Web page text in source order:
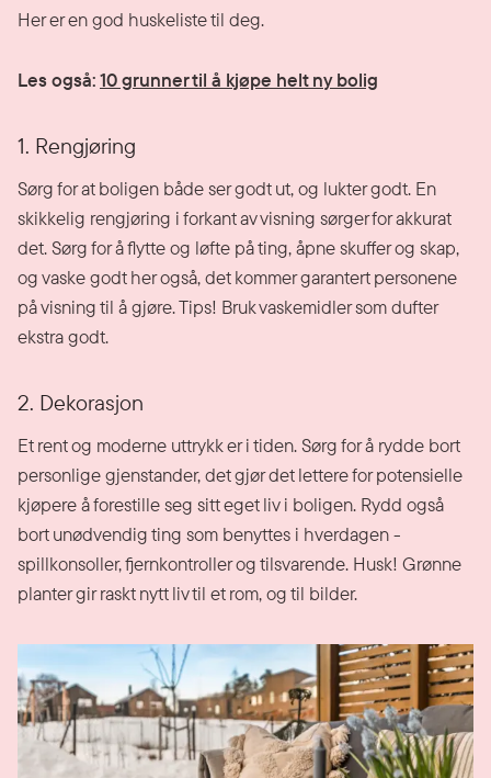
Her er en god huskeliste til deg.
Les også:10 grunner til å kjøpe helt ny bolig
1. Rengjøring
Sørg for at boligen både ser godt ut, og lukter godt. En
skikkelig rengjøring i forkant av visning sørger for akkurat
det. Sørg for å flytte og løfte på ting, åpne skuffer og skap,
og vaske godt her også, det kommer garantert personene
på visning til å gjøre. Tips! Bruk vaskemidler som dufter
ekstra godt.
2. Dekorasjon
Et rent og moderne uttrykk er i tiden. Sørg for å rydde bort
personlige gjenstander, det gjør det lettere for potensielle
kjøpere å forestille seg sitt eget liv i boligen. Rydd også
bort unødvendig ting som benyttes i hverdagen -
spillkonsoller, fjernkontroller og tilsvarende. Husk! Grønne
planter gir raskt nytt liv til et rom, og til bilder.